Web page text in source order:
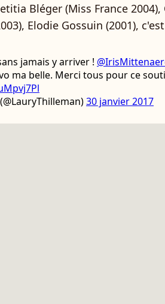
Bléger (Miss France
Elodie Gossuin (2001),
jamais y arriver !
ma belle. Merci tous pour ce
30 janvier 2017